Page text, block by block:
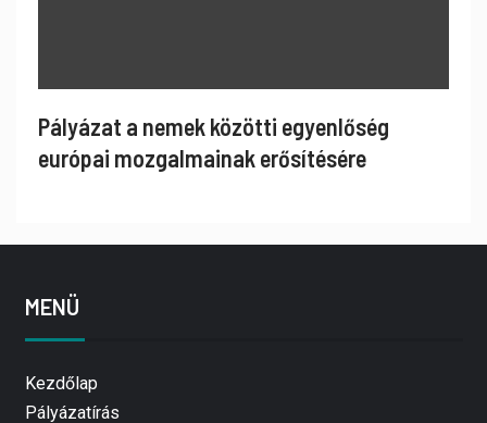
Pályázat a nemek közötti egyenlőség
európai mozgalmainak erősítésére
MENÜ
Kezdőlap
Pályázatírás